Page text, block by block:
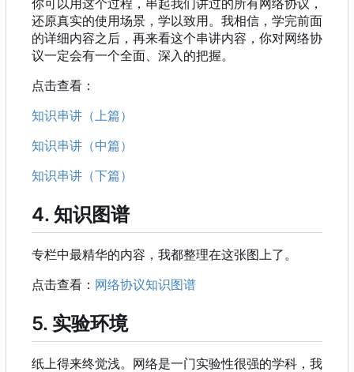
还原真实的使用场景，学以致用。我相信，学完前面
的详细内容之后，再来看这个串讲内容，你对网络协
议一定会有一个全面、深入的把握。
点击查看：
知识串讲（上篇）
知识串讲（中篇）
知识串讲（下篇）
4. 知识图谱
专栏中最精华的内容，我都整理在这张图上了。
点击查看： 网络协议知识图谱
5. 实验环境
纸上得来终觉浅。网络是一门实验性很强的学科，我